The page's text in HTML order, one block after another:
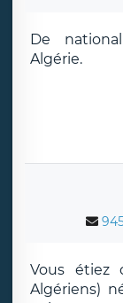
De
Algérie.
Vous étiez
Algériens)